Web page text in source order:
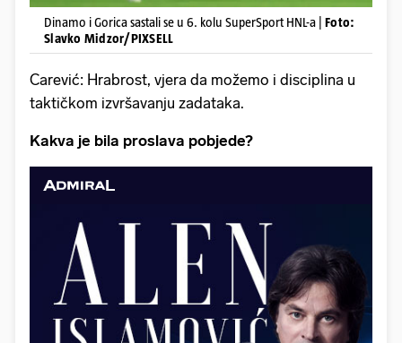
Dinamo i Gorica sastali se u 6. kolu SuperSport HNL-a | Foto:
Slavko Midzor/PIXSELL
Carević: Hrabrost, vjera da možemo i disciplina u
taktičkom izvršavanju zadataka.
Kakva je bila proslava pobjede?